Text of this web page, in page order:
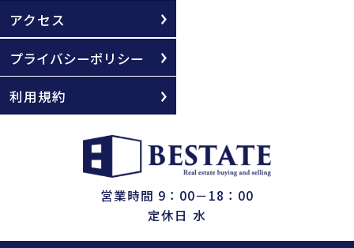
アクセス
プライバシーポリシー
利用規約
営業時間 9：00－18：00
定休日 水